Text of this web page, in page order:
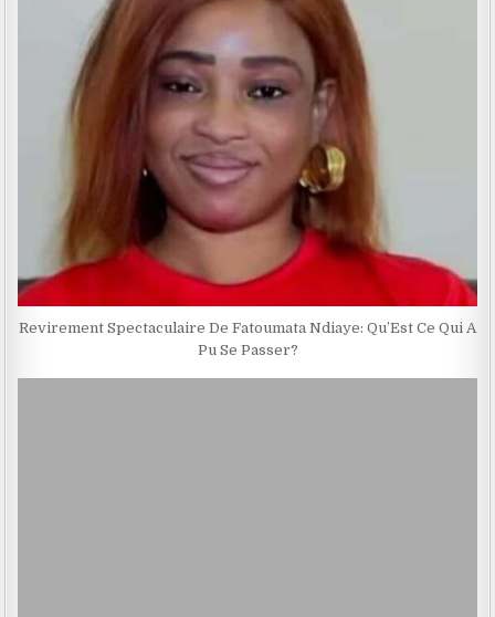
Revirement Spectaculaire De Fatoumata Ndiaye: Qu’Est Ce Qui A
Pu Se Passer?